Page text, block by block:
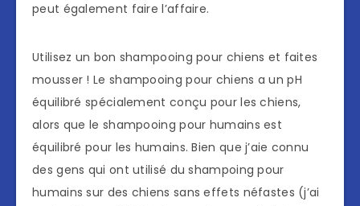
peut également faire l’affaire.
Utilisez un bon shampooing pour chiens et faites
mousser ! Le shampooing pour chiens a un pH
équilibré spécialement conçu pour les chiens,
alors que le shampooing pour humains est
équilibré pour les humains. Bien que j’aie connu
des gens qui ont utilisé du shampoing pour
humains sur des chiens sans effets néfastes (j’ai